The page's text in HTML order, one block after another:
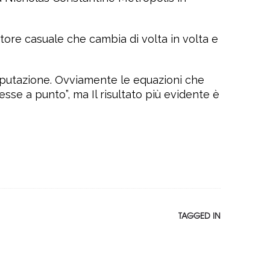
casuale che cambia di volta in volta e
Ovviamente le equazioni che
a punto”, ma Il risultato più evidente è
TAGGED IN